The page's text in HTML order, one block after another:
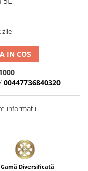
zile
IN COS
00447736840320
informatii
Gamă Diversificată